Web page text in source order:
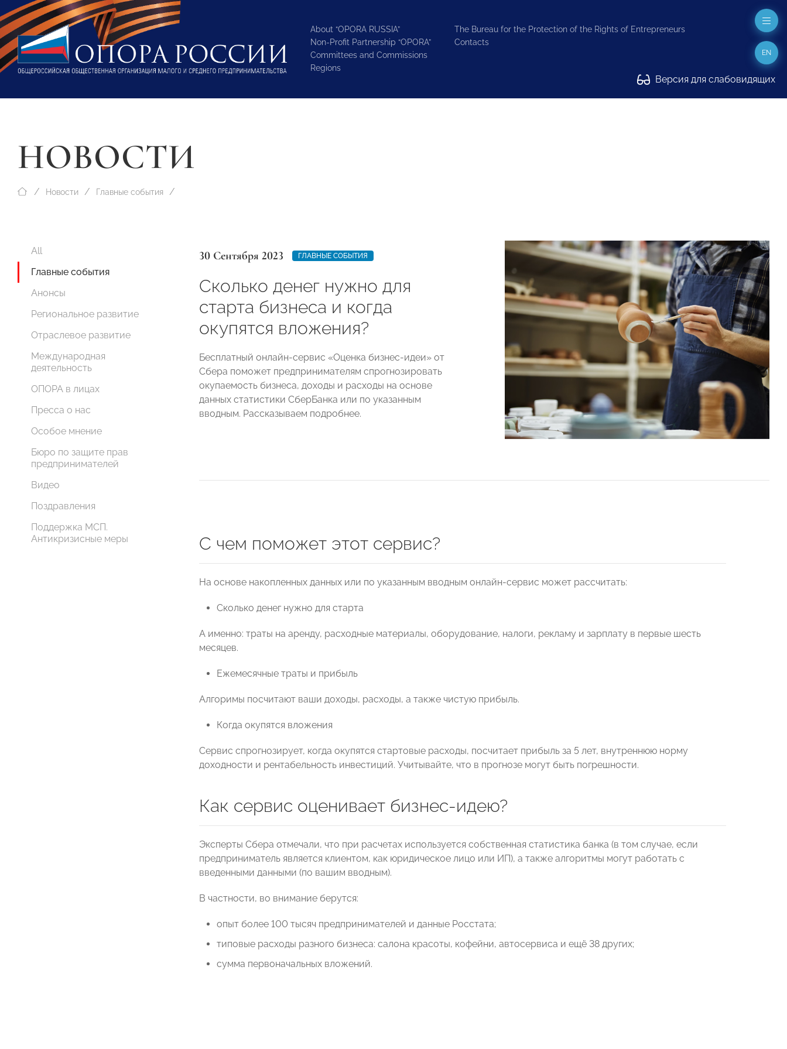
About “OPORA RUSSIA”
Non-Profit Partnership “OPORA”
Committees and Commissions
Regions
The Bureau for the Protection of the Rights of Entrepreneurs
Contacts
Версия для слабовидящих
EN
НОВОСТИ
Новости Главные события
All
Главные события
Анонсы
Региональное развитие
Отраслевое развитие
Международная
деятельность
ОПОРА в лицах
Пресса о нас
Особое мнение
Бюро по защите прав
предпринимателей
Видео
Поздравления
Поддержка МСП.
Антикризисные меры
30 Сентября 2023 ГЛАВНЫЕ СОБЫТИЯ
Сколько денег нужно для
старта бизнеса и когда
окупятся вложения?
Бесплатный онлайн-сервис «Оценка бизнес-идеи» от
Сбера поможет предпринимателям спрогнозировать
окупаемость бизнеса, доходы и расходы на основе
данных статистики СберБанка или по указанным
вводным. Рассказываем подробнее.
С чем поможет этот сервис?
На основе накопленных данных или по указанным вводным онлайн-сервис может рассчитать:
Сколько денег нужно для старта
А именно: траты на аренду, расходные материалы, оборудование, налоги, рекламу и зарплату в первые шесть
месяцев.
Ежемесячные траты и прибыль
Алгоримы посчитают ваши доходы, расходы, а также чистую прибыль.
Когда окупятся вложения
Сервис спрогнозирует, когда окупятся стартовые расходы, посчитает прибыль за 5 лет, внутреннюю норму
доходности и рентабельность инвестиций. Учитывайте, что в прогнозе могут быть погрешности.
Как сервис оценивает бизнес-идею?
Эксперты Сбера отмечали, что при расчетах используется собственная статистика банка (в том случае, если
предприниматель является клиентом, как юридическое лицо или ИП), а также алгоритмы могут работать с
введенными данными (по вашим вводным).
В частности, во внимание берутся:
опыт более 100 тысяч предпринимателей и данные Росстата;
типовые расходы разного бизнеса: салона красоты, кофейни, автосервиса и ещё 38 других;
сумма первоначальных вложений.